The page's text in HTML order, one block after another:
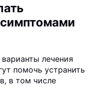
лечения
помочь устранить
в том числе